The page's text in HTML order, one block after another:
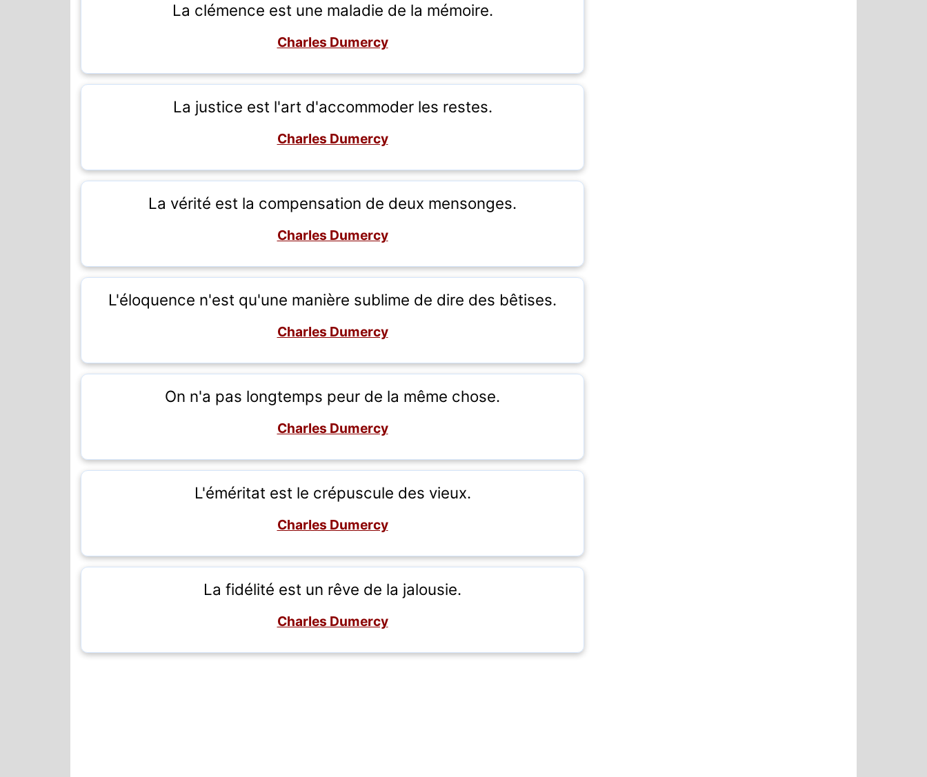
La clémence est une maladie de la mémoire.
Charles Dumercy
La justice est l'art d'accommoder les restes.
Charles Dumercy
La vérité est la compensation de deux mensonges.
Charles Dumercy
L'éloquence n'est qu'une manière sublime de dire des bêtises.
Charles Dumercy
On n'a pas longtemps peur de la même chose.
Charles Dumercy
L'éméritat est le crépuscule des vieux.
Charles Dumercy
La fidélité est un rêve de la jalousie.
Charles Dumercy